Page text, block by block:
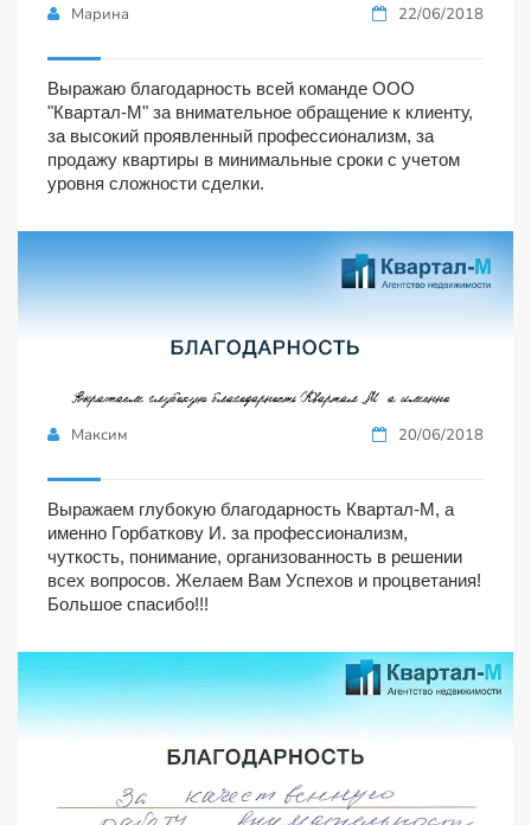
Марина 22/06/2018
Выражаю благодарность всей команде ООО
"Квартал-М" за внимательное обращение к клиенту,
за высокий проявленный профессионализм, за
продажу квартиры в минимальные сроки с учетом
уровня сложности сделки.
Максим 20/06/2018
Выражаем глубокую благодарность Квартал-М, а
именно Горбаткову И. за профессионализм,
чуткость, понимание, организованность в решении
всех вопросов. Желаем Вам Успехов и процветания!
Большое спасибо!!!